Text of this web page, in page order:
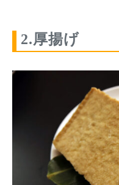
2.厚揚げ